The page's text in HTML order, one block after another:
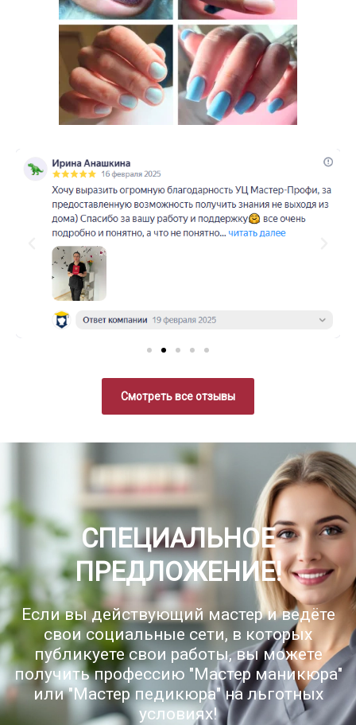
Смотреть все отзывы
СПЕЦИАЛЬНОЕ
ПРЕДЛОЖЕНИЕ!
Если вы действующий мастер и ведёте
свои социальные сети, в которых
публикуете свои работы, вы можете
получить профессию "Мастер маникюра"
или "Мастер педикюра" на льготных
условиях!